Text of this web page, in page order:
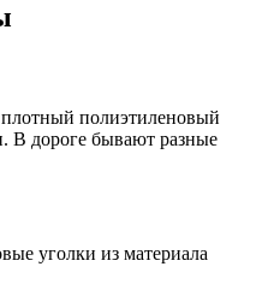
полиэтиленовый
В дороге бывают разные
уголки из материала